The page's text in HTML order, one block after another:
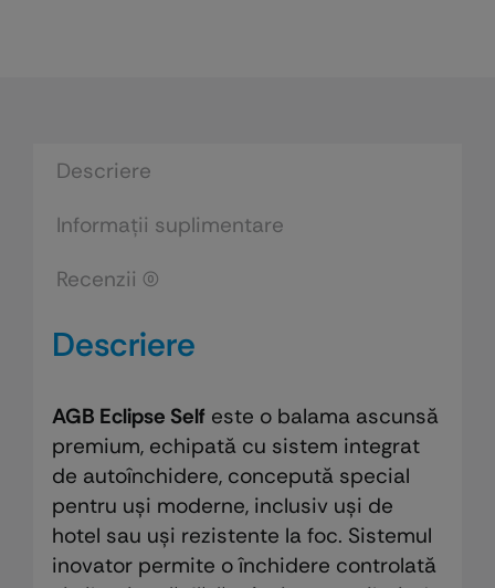
autoinchidere
Descriere
Informații suplimentare
Recenzii (0)
Descriere
AGB Eclipse Selfeste o balama ascunsă
premium, echipată cu sistem integrat
de autoînchidere, concepută special
pentru uși moderne, inclusiv uși de
hotel sau uși rezistente la foc. Sistemul
inovator permite o închidere controlată